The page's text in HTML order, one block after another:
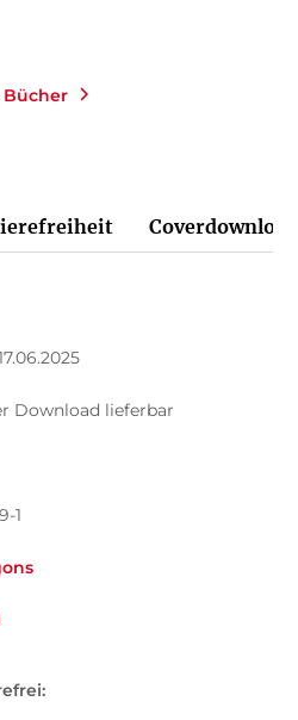
Bücher
Coverdownload
Download lieferbar
1